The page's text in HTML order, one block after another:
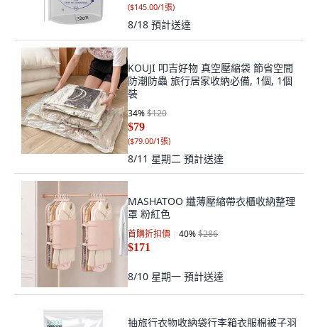
($145.00/1張)
8/18 預計送達
KOUJI 叩吉好物 真空壓縮袋 節省空間
防潮防蟲 旅行居家收納必備, 1個, 1個
裝
34%$120
$79
($79.00/1張)
8/11 星期二 預計送達
MASHATOO 纖薄壓縮帶衣櫃收納整理
罩 粉紅色
首購折扣價 40%$286
$171
8/10 星期一 預計送達
抽旅行衣物收納袋行李箱衣服棉被子羽